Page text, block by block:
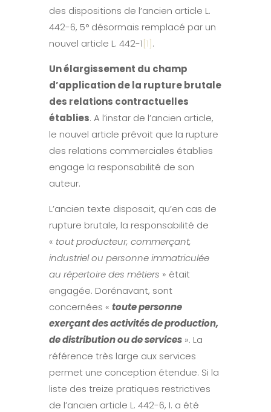
des dispositions de l’ancien article L.
442-6, 5° désormais remplacé par un
nouvel article L. 442-1[1].
Un élargissement du champ
d’application de la rupture brutale
des relations contractuelles
établies. A l’instar de l’ancien article,
le nouvel article prévoit que la rupture
des relations commerciales établies
engage la responsabilité de son
auteur.
L’ancien texte disposait, qu’en cas de
rupture brutale, la responsabilité de
« tout producteur, commerçant,
industriel ou personne immatriculée
au répertoire des métiers » était
engagée. Dorénavant, sont
concernées « toute personne
exerçant des activités de production,
de distribution ou de services». La
référence très large aux services
permet une conception étendue. Si la
liste des treize pratiques restrictives
de l’ancien article L. 442-6, I. a été